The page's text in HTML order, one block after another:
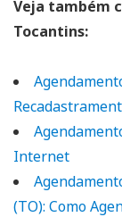
Veja também
Tocantins:
Internet
(TO): Como